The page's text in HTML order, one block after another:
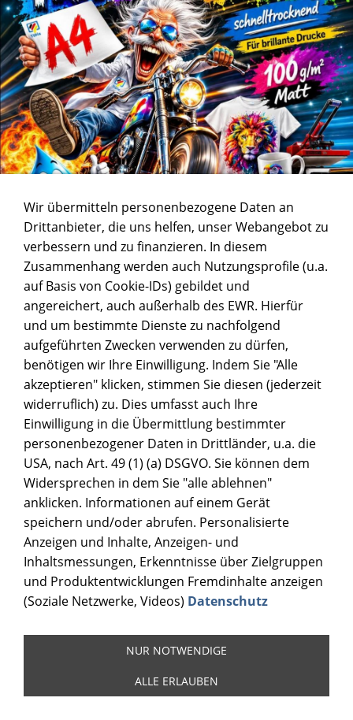
Wir übermitteln personenbezogene Daten an
Drittanbieter, die uns helfen, unser Webangebot zu
verbessern und zu finanzieren. In diesem
Zusammenhang werden auch Nutzungsprofile (u.a.
auf Basis von Cookie-IDs) gebildet und
angereichert, auch außerhalb des EWR. Hierfür
und um bestimmte Dienste zu nachfolgend
aufgeführten Zwecken verwenden zu dürfen,
benötigen wir Ihre Einwilligung. Indem Sie "Alle
akzeptieren" klicken, stimmen Sie diesen (jederzeit
widerruflich) zu. Dies umfasst auch Ihre
Einwilligung in die Übermittlung bestimmter
personenbezogener Daten in Drittländer, u.a. die
USA, nach Art. 49 (1) (a) DSGVO. Sie können dem
Widersprechen in dem Sie "alle ablehnen"
anklicken. Informationen auf einem Gerät
speichern und/oder abrufen. Personalisierte
Anzeigen und Inhalte, Anzeigen- und
Inhaltsmessungen, Erkenntnisse über Zielgruppen
und Produktentwicklungen Fremdinhalte anzeigen
(Soziale Netzwerke, Videos) Datenschutz
NUR NOTWENDIGE
ALLE ERLAUBEN